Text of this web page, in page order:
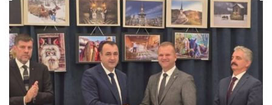
SPORT
SPECIAL
POLITIC
LIFE